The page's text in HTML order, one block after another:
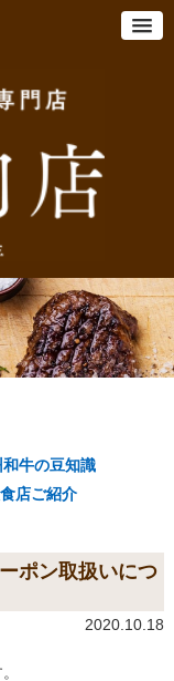
和牛の豆知識
店ご紹介
ン取扱いにつ
2020.10.18